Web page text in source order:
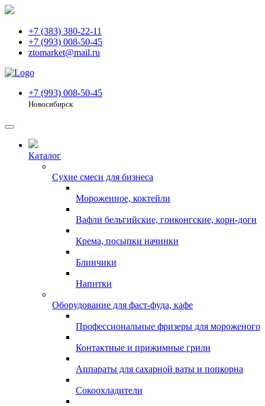
+7 (383) 380-22-11
+7 (993) 008-50-45
ztomarket@mail.ru
+7 (993) 008-50-45
Новосибирск
Каталог
Сухие смеси для бизнеса
Мороженное, коктейли
Вафли бельгийские, гонконгские, корн-доги
Крема, посыпки начинки
Блинчики
Напитки
Оборудование для фаст-фуда, кафе
Профессиональные фризеры для мороженого
Контактные и прижимные грили
Аппараты для сахарной ваты и попкорна
Сокоохладители